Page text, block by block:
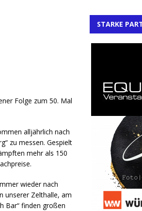
Folge zum 50. Mal
alljährlich nach
zu messen. Gespielt
mehr als 150
wieder nach
unserer Zelthalle, am
Bar“ finden großen
STARKE